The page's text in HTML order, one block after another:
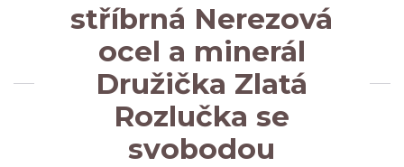
stříbrná Nerezová
ocel a minerál
Družička Zlatá
Rozlučka se
svobodou